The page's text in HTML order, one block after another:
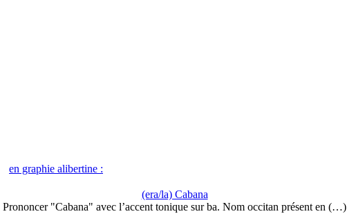
en graphie alibertine :
(era/la) Cabana
Prononcer "Cabana" avec l’accent tonique sur ba. Nom occitan présent en (…)